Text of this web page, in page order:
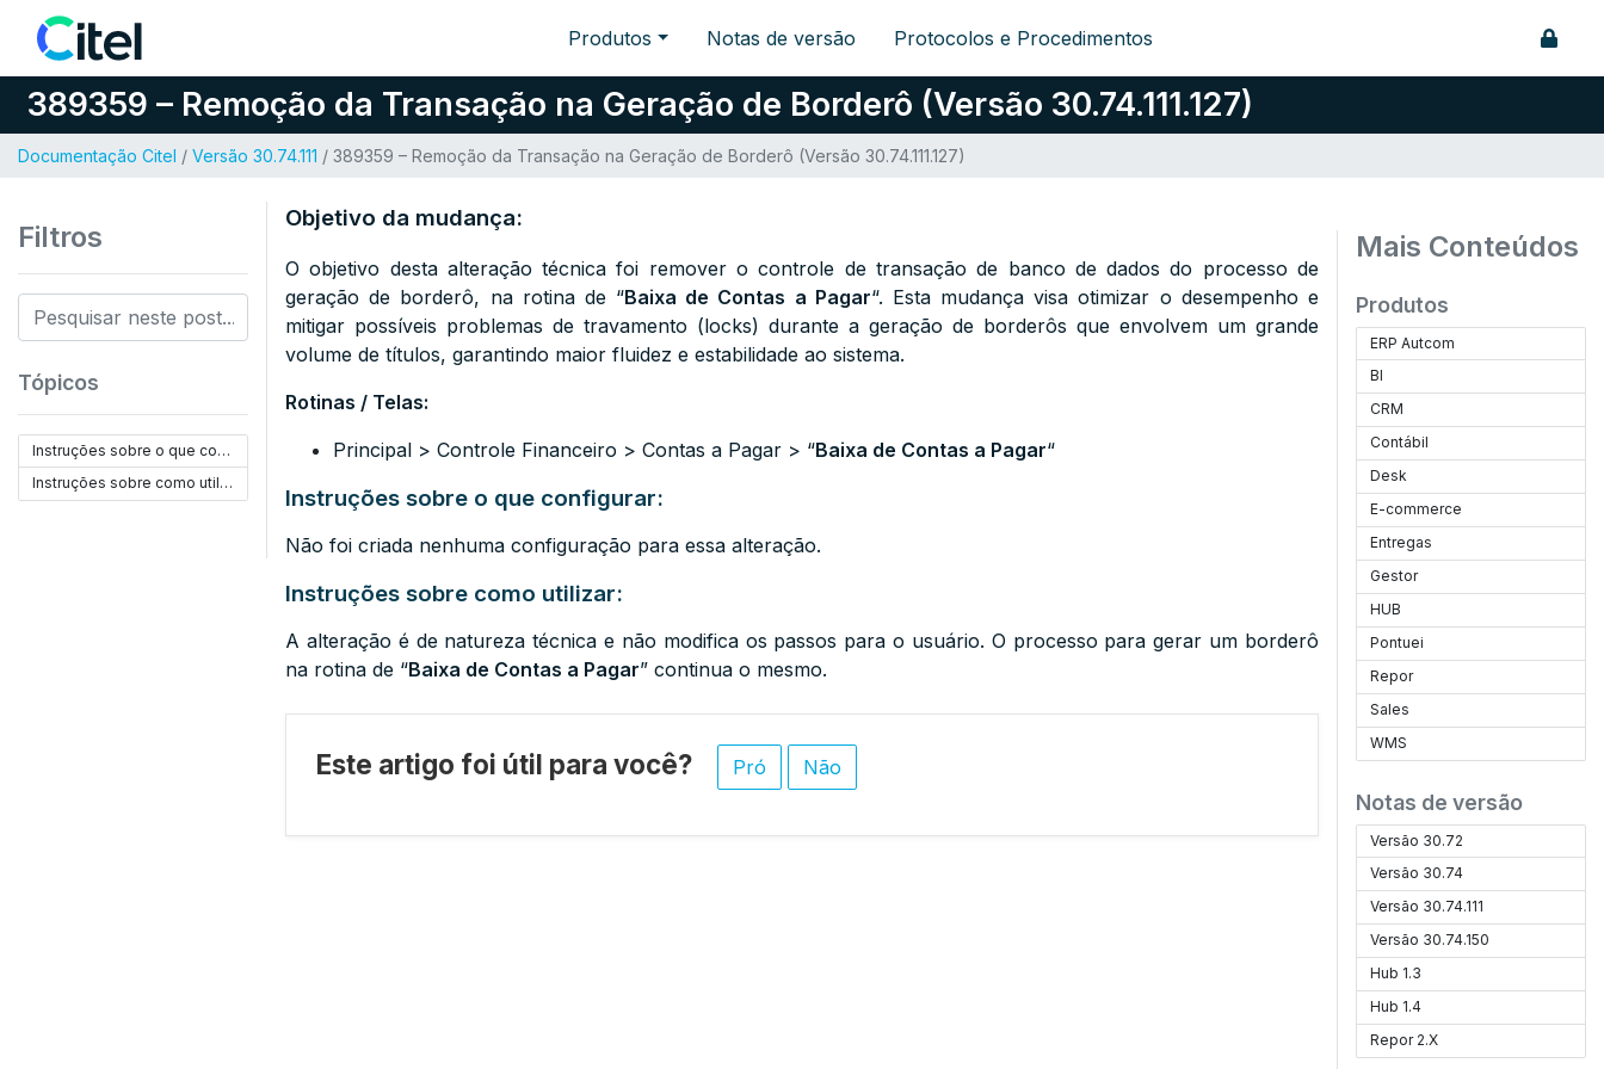
Pular para o conteúdo Produtos Notas de versão Protocolos e Procedimentos
389359 – Remoção da Transação na Geração de Borderô (Versão 30.74.111.127)
Documentação Citel / Versão 30.74.111 / 389359 – Remoção da Transação na Geração de Borderô (Versão 30.74.111.127)
Filtros
Tópicos
Instruções sobre o que configurar:
Instruções sobre como utilizar:
Objetivo da mudança:
O objetivo desta alteração técnica foi remover o controle de transação de banco de dados do processo de
geração de borderô, na rotina de “Baixa de Contas a Pagar“. Esta mudança visa otimizar o desempenho e
mitigar possíveis problemas de travamento (locks) durante a geração de borderôs que envolvem um grande
volume de títulos, garantindo maior fluidez e estabilidade ao sistema.
Rotinas / Telas:
Principal > Controle Financeiro > Contas a Pagar > “Baixa de Contas a Pagar“
Instruções sobre o que configurar:
Não foi criada nenhuma configuração para essa alteração.
Instruções sobre como utilizar:
A alteração é de natureza técnica e não modifica os passos para o usuário. O processo para gerar um borderô
na rotina de “Baixa de Contas a Pagar” continua o mesmo.
Este artigo foi útil para você? Pró Não
Mais Conteúdos
Produtos
ERP Autcom
BI
CRM
Contábil
Desk
E-commerce
Entregas
Gestor
HUB
Pontuei
Repor
Sales
WMS
Notas de versão
Versão 30.72
Versão 30.74
Versão 30.74.111
Versão 30.74.150
Hub 1.3
Hub 1.4
Repor 2.X